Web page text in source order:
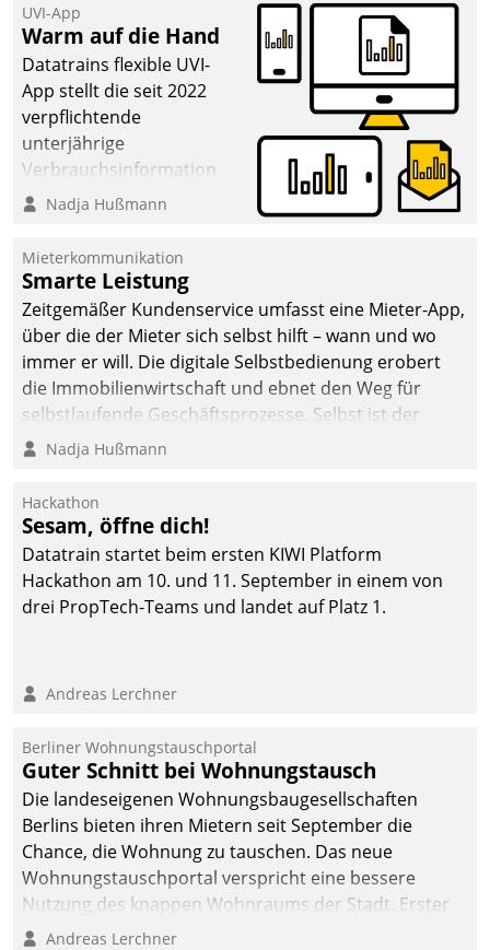
datengestützte
Entscheidungen.
UVI-App
Warm auf die Hand
Datatrains flexible UVI-
App stellt die seit 2022
verpflichtende
unterjährige
Verbrauchsinformation
schnell, zuverlässig und
Die monatlichen
Mitteilungen zum
Heizungs- und
Wasserverbrauch gehen
automatisiert, vollständig
und auf Wunsch über
mehrere zuvor
Kommunikationswege bei
Nadja Hußmann
Mieterkommunikation
Smarte Leistung
Zeitgemäßer Kundenservice umfasst eine Mieter-App,
über die der Mieter sich selbst hilft – wann und wo
immer er will. Die digitale Selbstbedienung erobert
die Immobilienwirtschaft und ebnet den Weg für
selbstlaufende Geschäftsprozesse. Selbst ist der
Kunde und smart der Serviceanbieter.
Nadja Hußmann
Hackathon
Sesam, öffne dich!
Datatrain startet beim ersten KIWI Platform
Hackathon am 10. und 11. September in einem von
drei PropTech-Teams und landet auf Platz 1.
Andreas Lerchner
Berliner Wohnungstauschportal
Guter Schnitt bei Wohnungstausch
Die landeseigenen Wohnungsbaugesellschaften
Berlins bieten ihren Mietern seit September die
Chance, die Wohnung zu tauschen. Das neue
Wohnungstauschportal verspricht eine bessere
Nutzung des knappen Wohnraums der Stadt. Erster
Anwendungsfall für Datatrains Lösung API-Hub mit
Andreas Lerchner